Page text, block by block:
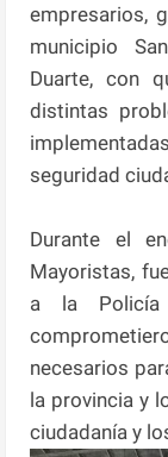
empresarios,
municipio
Duarte, con
distintas
seguridad
Durante el
Mayoristas,
a la Policía
necesarios
la provincia y
ciudadanía y